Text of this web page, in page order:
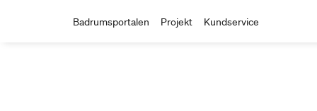
Badrumsportalen Projekt Kundservice